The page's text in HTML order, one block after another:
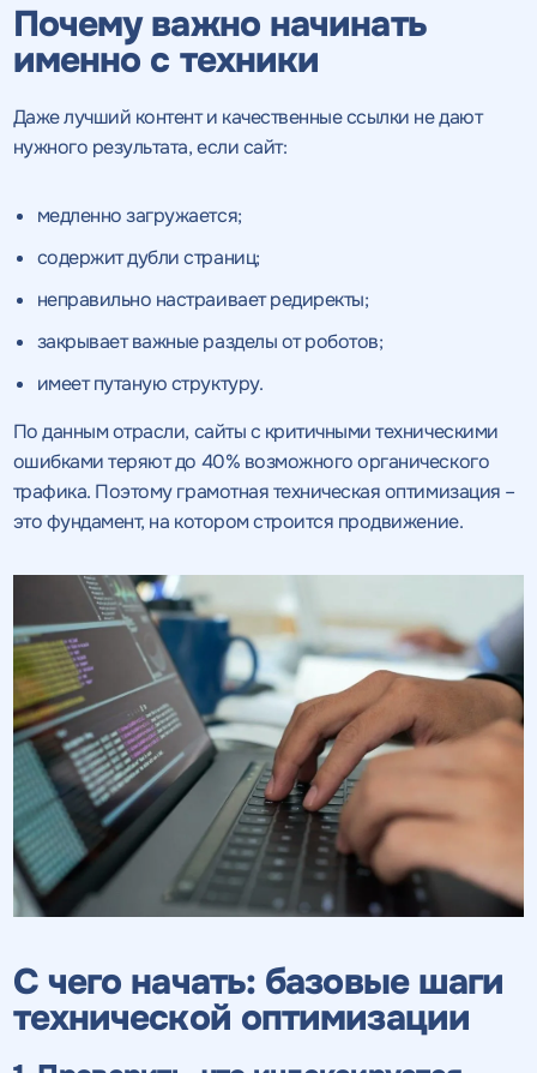
Почему важно начинать
именно с техники
Даже лучший контент и качественные ссылки не дают
нужного результата, если сайт:
медленно загружается;
содержит дубли страниц;
неправильно настраивает редиректы;
закрывает важные разделы от роботов;
имеет путаную структуру.
По данным отрасли, сайты с критичными техническими
ошибками теряют до 40% возможного органического
трафика. Поэтому грамотная техническая оптимизация –
это фундамент, на котором строится продвижение.
С чего начать: базовые шаги
технической оптимизации